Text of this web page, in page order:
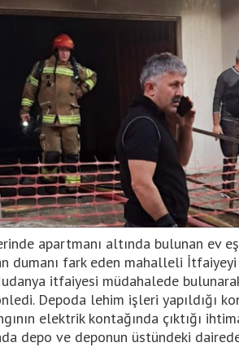
apartmanı altında bulunan ev
dumanı fark eden mahalleli İtfaiyeyi
itfaiyesi müdahalede
Depoda lehim işleri yapıldığı
elektrik kontağında çıktığı
depo ve deponun üstündeki